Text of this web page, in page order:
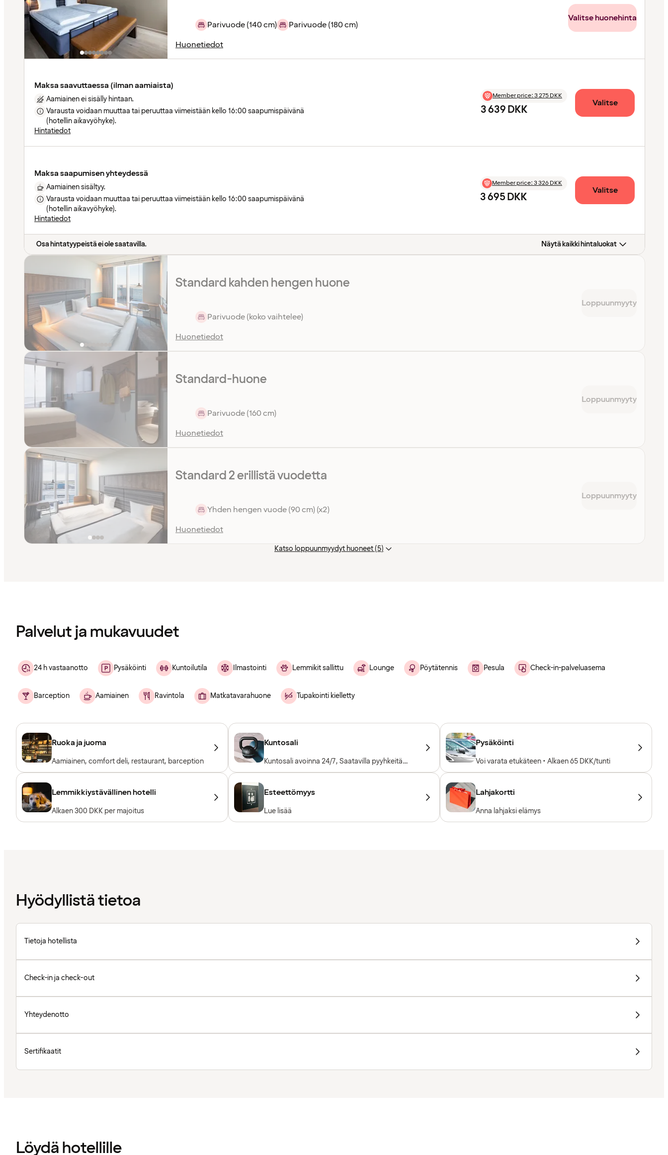
Parivuode (140 cm)
Parivuode (180 cm)
Huonetiedot
Valitse huonehinta
Maksa saavuttaessa (ilman aamiaista)
Member price:3 275 DKK
3 639 DKK Valitse
Aamiainen ei sisälly hintaan.
Varausta voidaan muuttaa tai peruuttaa viimeistään kello 16:00 saapumispäivänä
(hotellin aikavyöhyke).
Hintatiedot
Maksa saapumisen yhteydessä
Member price:3 326 DKK
3 695 DKK Valitse
Aamiainen sisältyy.
Varausta voidaan muuttaa tai peruuttaa viimeistään kello 16:00 saapumispäivänä
(hotellin aikavyöhyke).
Hintatiedot
Osa hintatyypeistä ei ole saatavilla. Näytä kaikki hintaluokat
Standard kahden hengen huone
Parivuode (koko vaihtelee)
Huonetiedot
Loppuunmyyty
Standard-huone
Parivuode (160 cm)
Huonetiedot
Loppuunmyyty
Standard 2 erillistä vuodetta
Yhden hengen vuode (90 cm) (x2)
Huonetiedot
Loppuunmyyty
Katso loppuunmyydyt huoneet (5)
Palvelut ja mukavuudet
24 h vastaanotto Pysäköinti Kuntoilutila Ilmastointi Lemmikit sallittu Lounge Pöytätennis Pesula Check-in-palveluasema
Barception Aamiainen Ravintola Matkatavarahuone Tupakointi kielletty
Ruoka ja juoma
Aamiainen, comfort deli, restaurant, barception
Kuntosali
Kuntosali avoinna 24/7, Saatavilla pyyhkeitä
lainaksi, Kuntosalilaitteet, Kardiolaitteet,
Pysäköinti
Voi varata etukäteen • Alkaen 65 DKK/tunti
Lemmikkiystävällinen hotelli
Alkaen 300 DKK per majoitus
Esteettömyys
Lue lisää
Lahjakortti
Anna lahjaksi elämys
Hyödyllistä tietoa
Tietoja hotellista
Check-in ja check-out
Yhteydenotto
Sertifikaatit
Löydä hotellille